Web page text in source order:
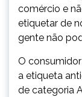
comércio e
etiquetar de
gente não
O
a etiqueta
de categoria